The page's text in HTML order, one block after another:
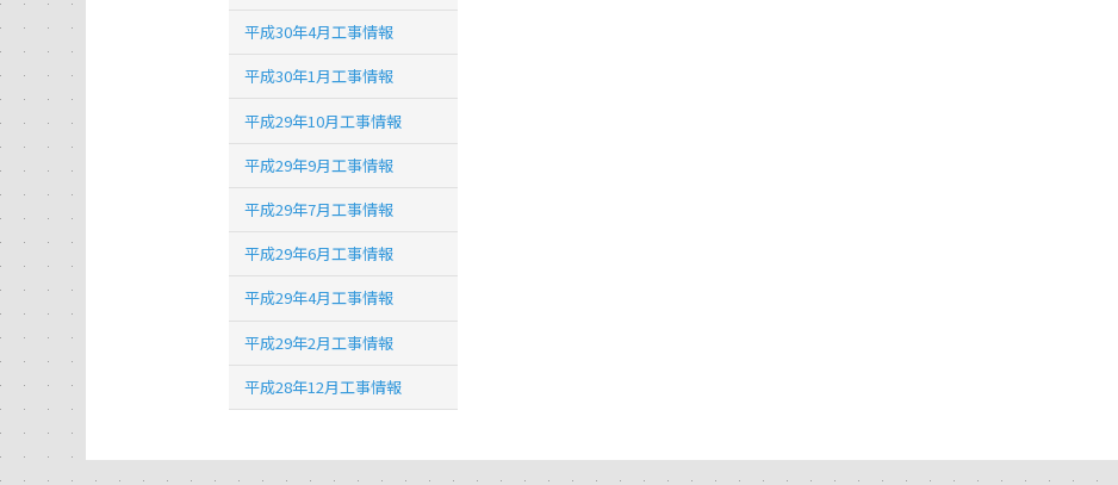
平成30年4月工事情報
平成30年1月工事情報
平成29年10月工事情報
平成29年9月工事情報
平成29年7月工事情報
平成29年6月工事情報
平成29年4月工事情報
平成29年2月工事情報
平成28年12月工事情報